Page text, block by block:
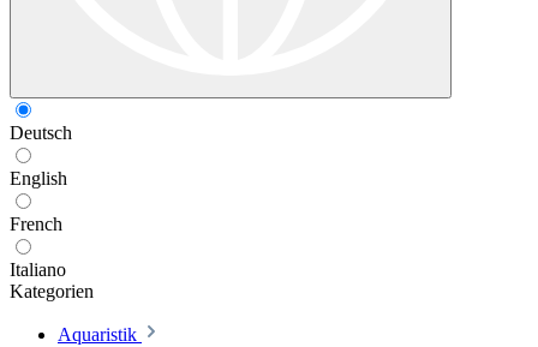
Deutsch
English
French
Italiano
Kategorien
Aquaristik